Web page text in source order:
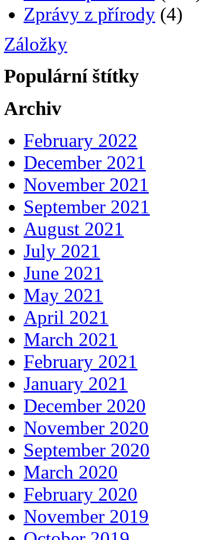
Zprávy z přírody (4)
Záložky
Populární štítky
Archiv
February 2022
December 2021
November 2021
September 2021
August 2021
July 2021
June 2021
May 2021
April 2021
March 2021
February 2021
January 2021
December 2020
November 2020
September 2020
March 2020
February 2020
November 2019